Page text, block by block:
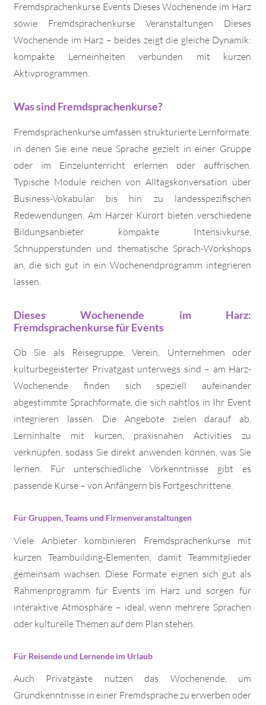
Fremdsprachenkurse Events Dieses Wochenende im Harz
sowie Fremdsprachenkurse Veranstaltungen Dieses
Wochenende im Harz – beides zeigt die gleiche Dynamik:
kompakte Lerneinheiten verbunden mit kurzen
Aktivprogrammen.
Was sind Fremdsprachenkurse?
Fremdsprachenkurse umfassen strukturierte Lernformate,
in denen Sie eine neue Sprache gezielt in einer Gruppe
oder im Einzelunterricht erlernen oder auffrischen.
Typische Module reichen von Alltagskonversation über
Business-Vokabular bis hin zu landesspezifischen
Redewendungen. Am Harzer Kurort bieten verschiedene
Bildungsanbieter kompakte Intensivkurse,
Schnupperstunden und thematische Sprach-Workshops
an, die sich gut in ein Wochenendprogramm integrieren
lassen.
Dieses Wochenende im Harz:
Fremdsprachenkurse für Events
Ob Sie als Reisegruppe, Verein, Unternehmen oder
kulturbegeisterter Privatgast unterwegs sind – am Harz-
Wochenende finden sich speziell aufeinander
abgestimmte Sprachformate, die sich nahtlos in Ihr Event
integrieren lassen. Die Angebote zielen darauf ab,
Lerninhalte mit kurzen, praxisnahen Activities zu
verknüpfen, sodass Sie direkt anwenden können, was Sie
lernen. Für unterschiedliche Vorkenntnisse gibt es
passende Kurse – von Anfängern bis Fortgeschrittene.
Für Gruppen, Teams und Firmenveranstaltungen
Viele Anbieter kombinieren Fremdsprachenkurse mit
kurzen Teambuilding-Elementen, damit Teammitglieder
gemeinsam wachsen. Diese Formate eignen sich gut als
Rahmenprogramm für Events im Harz und sorgen für
interaktive Atmosphäre – ideal, wenn mehrere Sprachen
oder kulturelle Themen auf dem Plan stehen.
Für Reisende und Lernende im Urlaub
Auch Privatgäste nutzen das Wochenende, um
Grundkenntnisse in einer Fremdsprache zu erwerben oder